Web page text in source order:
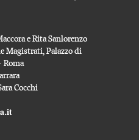
e Rita Sanlorenzo
Magistrati, Palazzo di
Roma
Cocchi